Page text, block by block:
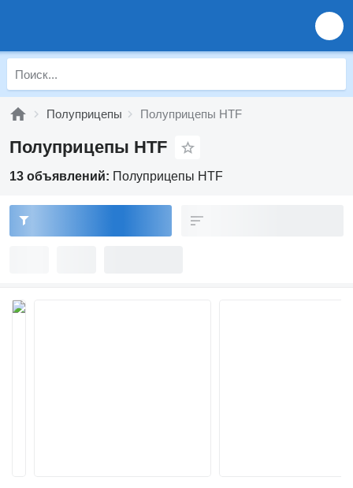
Полуприцепы Полуприцепы HTF
Полуприцепы HTF
13 объявлений: Полуприцепы HTF